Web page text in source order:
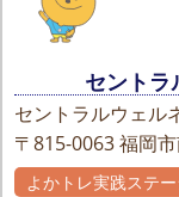
セントラ
セントラルウェル
〒815-0063福岡
よかトレ実践ステ